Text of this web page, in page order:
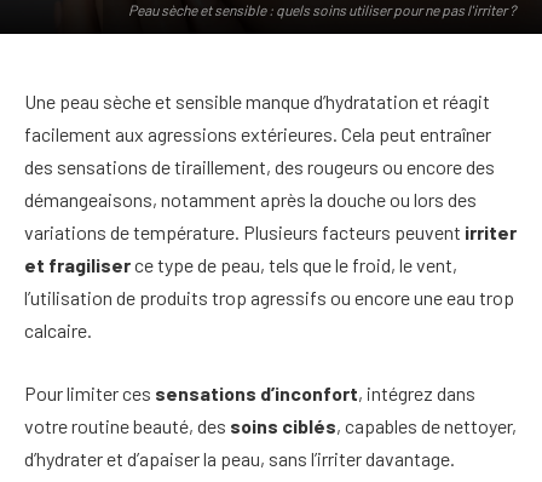
Peau sèche et sensible : quels soins utiliser pour ne pas l'irriter ?
Une peau sèche et sensible manque d’hydratation et réagit
facilement aux agressions extérieures. Cela peut entraîner
des sensations de tiraillement, des rougeurs ou encore des
démangeaisons, notamment après la douche ou lors des
variations de température. Plusieurs facteurs peuvent irriter
et fragiliserce type de peau, tels que le froid, le vent,
l’utilisation de produits trop agressifs ou encore une eau trop
calcaire.
Pour limiter ces sensations d’inconfort, intégrez dans
votre routine beauté, des soins ciblés, capables de nettoyer,
d’hydrater et d’apaiser la peau, sans l’irriter davantage.